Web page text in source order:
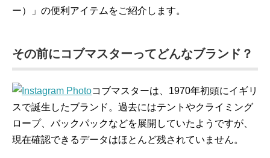
ー）」の便利アイテムをご紹介します。
その前にコブマスターってどんなブランド？
コブマスターは、1970年初頭にイギリ
スで誕生したブランド。過去にはテントやクライミング
ロープ、バックパックなどを展開していたようですが、
現在確認できるデータはほとんど残されていません。